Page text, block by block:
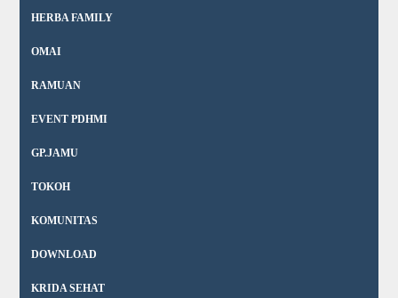
HERBA FAMILY
OMAI
RAMUAN
EVENT PDHMI
GP.JAMU
TOKOH
KOMUNITAS
DOWNLOAD
KRIDA SEHAT